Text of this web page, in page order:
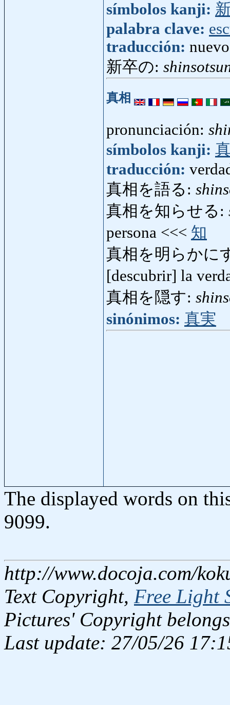
símbolos kanji:
palabra clave:
traducción:
新卒の:
真相
pronunciación:
símbolos kanji:
traducción:
真相を語る:
真相を知らせる:
persona <<< 知
真相を明らかに
[descubrir] la
真相を隠す:
sinónimos: 真実
The displayed words on
9099.
http://www.docoja.com/
Text Copyright, Free Light
Pictures' Copyright
Last update: 27/05/26